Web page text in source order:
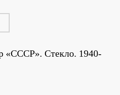
«СССР». Стекло. 1940-